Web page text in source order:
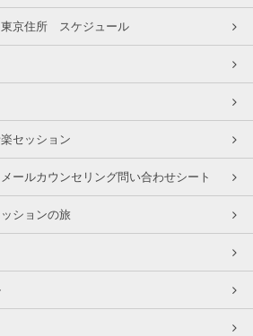
京住所 スケジュール
セッション
ルカウンセリング問い合わせシート
ションの旅